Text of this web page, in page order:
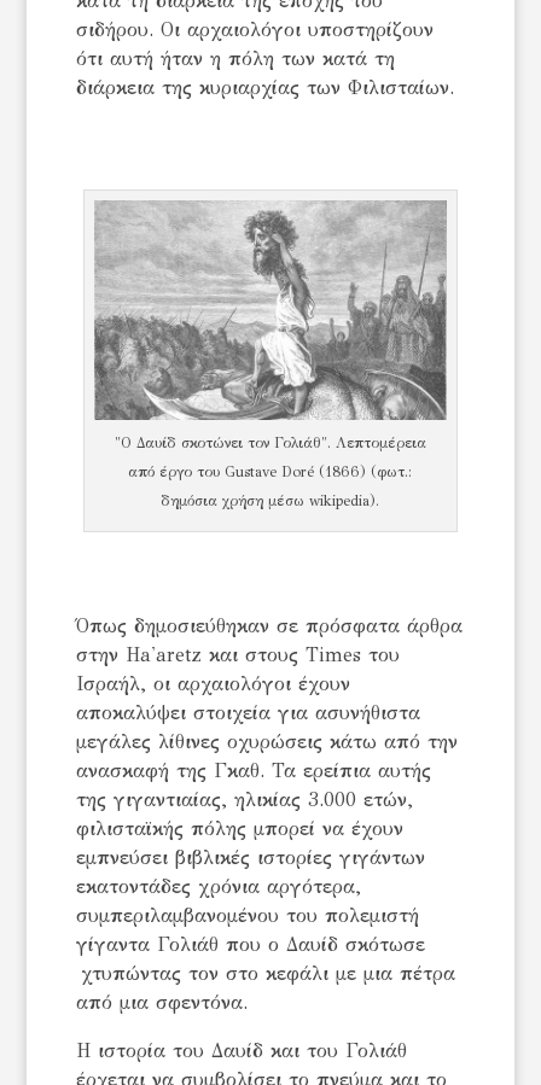
σιδήρου. Οι αρχαιολόγοι υποστηρίζουν
ότι αυτή ήταν η πόλη των κατά τη
διάρκεια της κυριαρχίας των Φιλισταίων.
"Ο Δαυίδ σκοτώνει τον Γολιάθ". Λεπτομέρεια
από έργο του Gustave Doré (1866) (φωτ.:
δημόσια χρήση μέσω wikipedia).
Όπως δημοσιεύθηκαν σε πρόσφατα άρθρα
στην Ha'aretz και στους Times του
Ισραήλ, οι αρχαιολόγοι έχουν
αποκαλύψει στοιχεία για ασυνήθιστα
μεγάλες λίθινες οχυρώσεις κάτω από την
ανασκαφή της Γκαθ. Τα ερείπια αυτής
της γιγαντιαίας, ηλικίας 3.000 ετών,
φιλισταϊκής πόλης μπορεί να έχουν
εμπνεύσει βιβλικές ιστορίες γιγάντων
εκατοντάδες χρόνια αργότερα,
συμπεριλαμβανομένου του πολεμιστή
γίγαντα Γολιάθ που ο Δαυίδ σκότωσε
χτυπώντας τον στο κεφάλι με μια πέτρα
από μια σφεντόνα.
Η ιστορία του Δαυίδ και του Γολιάθ
έρχεται να συμβολίσει το πνεύμα και το